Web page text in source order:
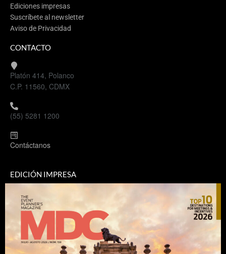
Ediciones impresas
Suscríbete al newsletter
Aviso de Privacidad
CONTACTO
Platón 414, Polanco
C.P. 11560, CDMX
(55) 5281 1200
Contáctanos
EDICIÓN IMPRESA